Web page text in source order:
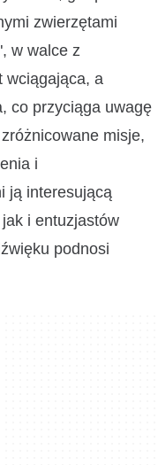
zwierzętami
w walce z
wciągająca, a
co przyciąga uwagę
misje,
i
ją interesującą
i entuzjastów
podnosi